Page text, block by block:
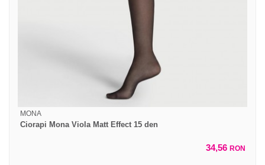
MONA
Ciorapi Mona Viola Matt Effect 15 den
34,56 RON